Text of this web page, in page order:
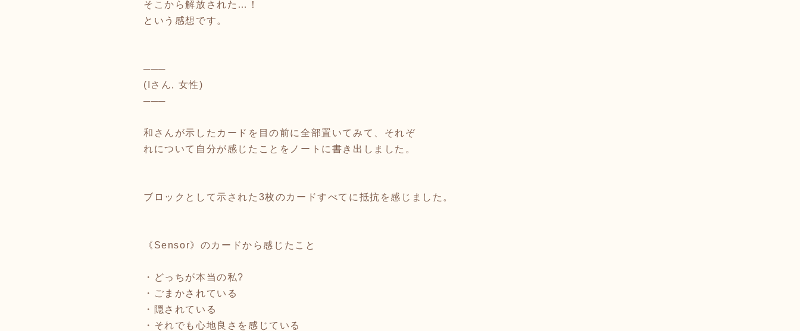
そこから解放された…！
という感想です。
───
(Iさん, 女性)
───
和さんが示したカードを目の前に全部置いてみて、それぞ
れについて自分が感じたことをノートに書き出しました。
ブロックとして示された3枚のカードすべてに抵抗を感じました。
《Sensor》のカードから感じたこと
・どっちが本当の私?
・ごまかされている
・隠されている
・それでも心地良さを感じている